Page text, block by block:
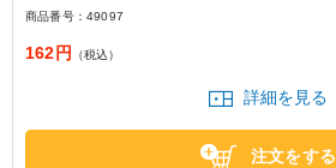
商品番号： 49097
162円 （税込）
詳細を見る
注文をする